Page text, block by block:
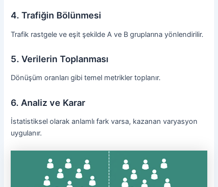
4. Trafiğin Bölünmesi
Trafik rastgele ve eşit şekilde A ve B gruplarına yönlendirilir.
5. Verilerin Toplanması
Dönüşüm oranları gibi temel metrikler toplanır.
6. Analiz ve Karar
İstatistiksel olarak anlamlı fark varsa, kazanan varyasyon
uygulanır.